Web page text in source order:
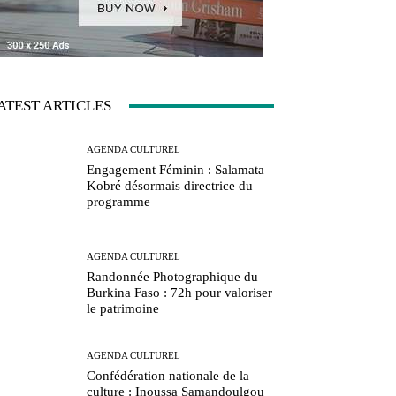
ARTICLES
AGENDA CULTUREL
Engagement Féminin : Salamata
Kobré désormais directrice du
programme
AGENDA CULTUREL
Randonnée Photographique du
Burkina Faso : 72h pour valoriser
le patrimoine
AGENDA CULTUREL
Confédération nationale de la
culture : Inoussa Samandoulgou